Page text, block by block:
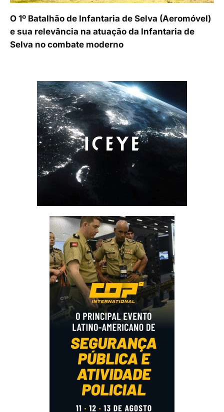
O 1º Batalhão de Infantaria de Selva (Aeromóvel)
e sua relevância na atuação da Infantaria de
Selva no combate moderno